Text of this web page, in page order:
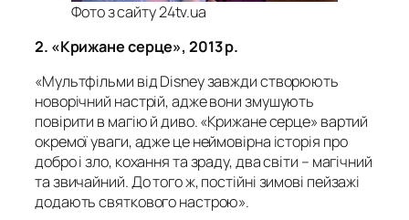
Фото з сайту 24tv.ua
2. «Крижане серце», 2013 р.
«Мультфільми від Disney завжди створюють
новорічний настрій, адже вони змушують
повірити в магію й диво. «Крижане серце» вартий
окремої уваги, адже це неймовірна історія про
добро і зло, кохання та зраду, два світи – магічний
та звичайний. До того ж, постійні зимові пейзажі
додають святкового настрою».